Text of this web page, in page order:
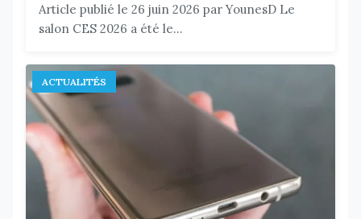
Article publié le 26 juin 2026 par YounesD Le
salon CES 2026 a été le...
ACTUALITÉS